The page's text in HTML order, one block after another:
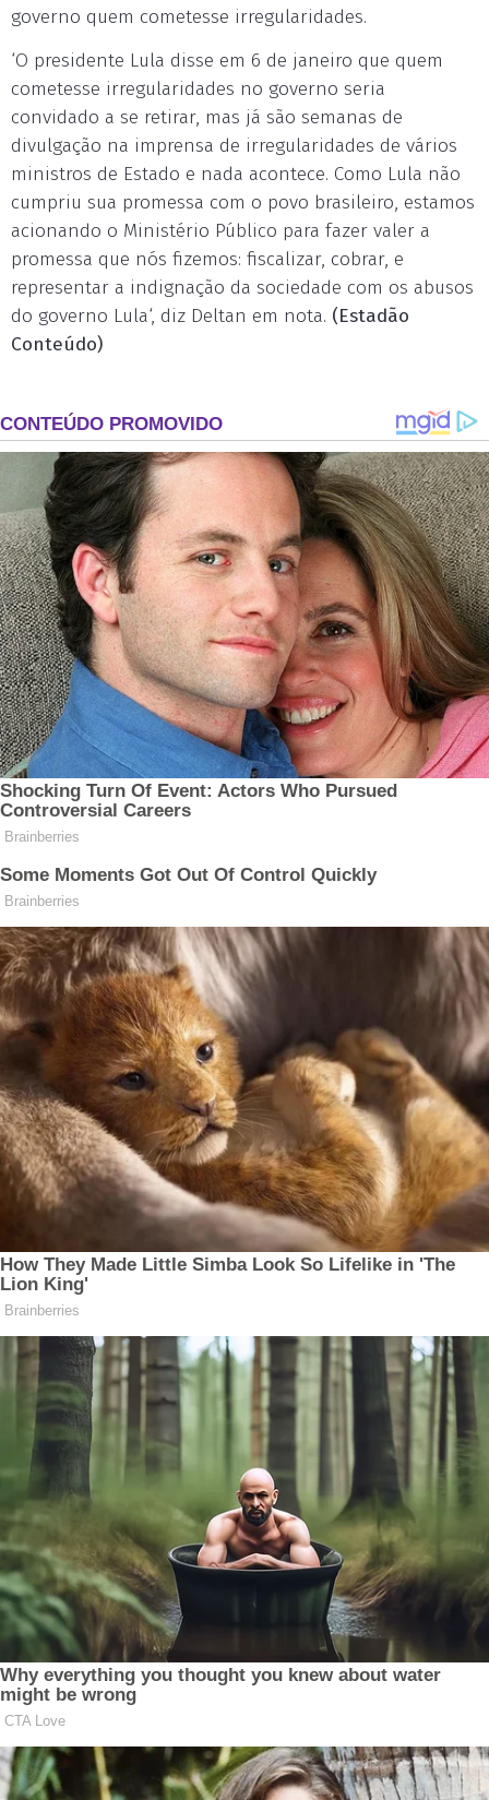
governo quem cometesse irregularidades.
‘O presidente Lula disse em 6 de janeiro que quem
cometesse irregularidades no governo seria
convidado a se retirar, mas já são semanas de
divulgação na imprensa de irregularidades de vários
ministros de Estado e nada acontece. Como Lula não
cumpriu sua promessa com o povo brasileiro, estamos
acionando o Ministério Público para fazer valer a
promessa que nós fizemos: fiscalizar, cobrar, e
representar a indignação da sociedade com os abusos
do governo Lula‘, diz Deltan em nota. (Estadão
Conteúdo)